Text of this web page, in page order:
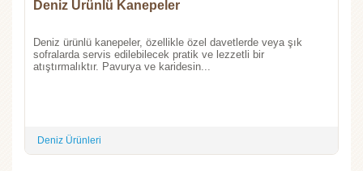
Deniz Ürünlü Kanepeler
Deniz ürünlü kanepeler, özellikle özel davetlerde veya şık
sofralarda servis edilebilecek pratik ve lezzetli bir
atıştırmalıktır. Pavurya ve karidesin...
Deniz Ürünleri